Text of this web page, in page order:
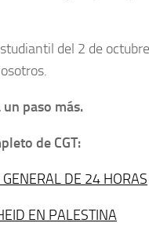
del 2 de
paso más.
de CGT:
DE 24 HORAS
EN PALESTINA